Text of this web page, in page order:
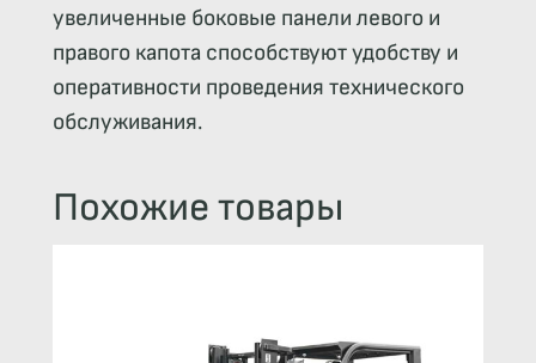
увеличенные боковые панели левого и
правого капота способствуют удобству и
оперативности проведения технического
обслуживания.
Похожие товары